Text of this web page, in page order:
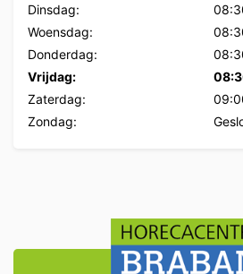
Dinsdag:
Woensdag:
Donderdag:
Vrijdag:
Zaterdag:
Zondag: